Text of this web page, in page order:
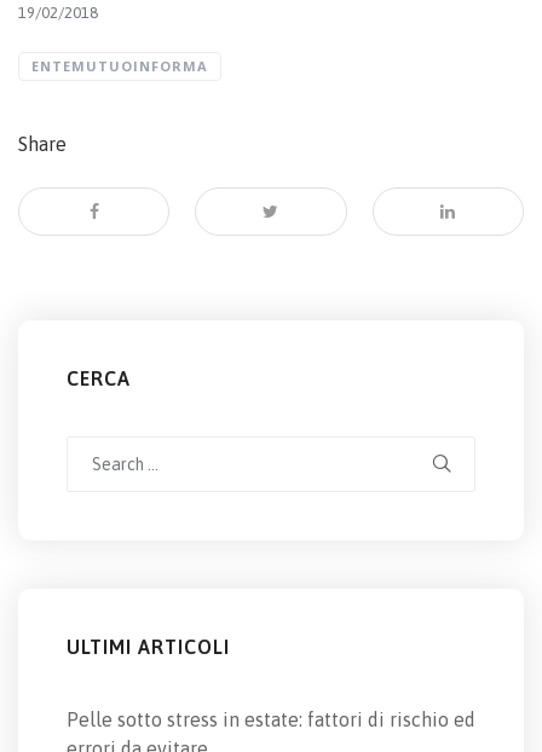
19/02/2018
ENTEMUTUOINFORMA
Share
CERCA
ULTIMI ARTICOLI
Pelle sotto stress in estate: fattori di rischio ed